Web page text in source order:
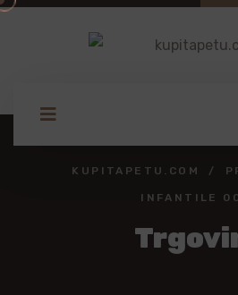
KUPITAPETU.COM
INFANTILE